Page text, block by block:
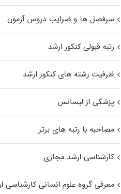
سرفصل ها و ضرایب دروس آزمون
رتبه قبولی کنکور ارشد
ظرفیت رشته های کنکور ارشد
پزشکی از لیسانس
مصاحبه با رتبه های برتر
کارشناسی ارشد مجازی
معرفی گروه علوم انسانی کارشناسی